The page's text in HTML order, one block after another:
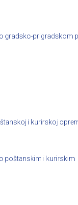
gradsko-prigradskom
i kurirskoj
poštanskim i kurirskim